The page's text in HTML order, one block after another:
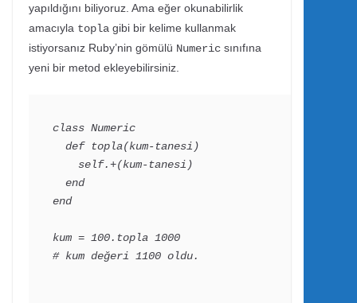
yapıldığını biliyoruz. Ama eğer okunabilirlik
amacıyla topla gibi bir kelime kullanmak
istiyorsanız Ruby’nin gömülü Numeric sınıfına
yeni bir metod ekleyebilirsiniz.
class Numeric
end
kum = 100.topla 1000
# kum değeri 1100 oldu.